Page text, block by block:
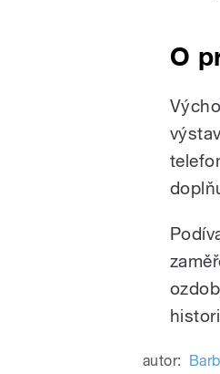
O
autor: